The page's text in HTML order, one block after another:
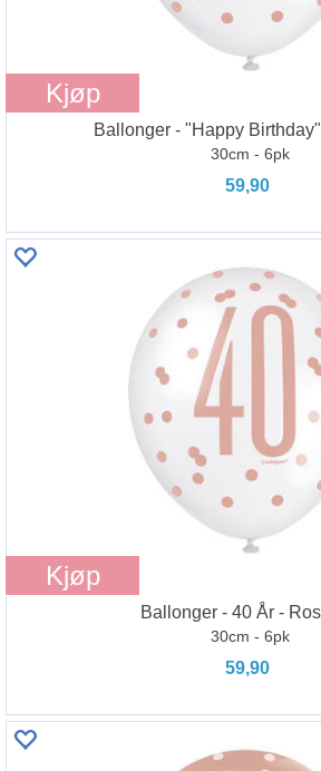
Kjøp
Ballonger - "Happy Birthday"
30cm - 6pk
59,90
Kjøp
Ballonger - 40 År -
30cm - 6pk
59,90